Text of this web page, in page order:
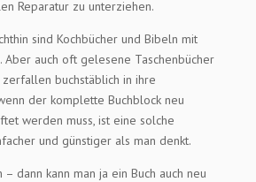
Reparatur zu unterziehen.
sind Kochbücher und Bibeln mit
Aber auch oft gelesene Taschenbücher
buchstäblich in ihre
der komplette Buchblock neu
werden muss, ist eine solche
und günstiger als man denkt.
dann kann man ja ein Buch auch neu